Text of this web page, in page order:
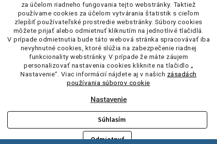
za účelom riadneho fungovania tejto webstránky. Taktiež
používame cookies za účelom vytvárania štatistik s cieľom
zlepšiť používateľské prostredie webstránky. Súbory cookies
môžete prijať alebo odmietnuť kliknutím na jednotlivé tlačidlá.
V prípade odmietnutia bude táto webová stránka spracovávať iba
nevyhnutné cookies, ktoré slúžia na zabezpečenie riadnej
funkcionality webstránky. V prípade že máte záujem
personalizovať nastavenia cookies kliknite na tlačidlo „
Nastavenie“. Viac informácií nájdete aj v našich zásadách
používania súborov cookie
Nastavenie
Odmietnuť
Súhlasím
. Všetky práva vyhradené.
cookies